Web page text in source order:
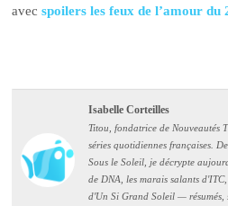
avecspoilers les feux de l’amour
Isabelle Corteilles
Titou, fondatrice de Nouveautés
séries quotidiennes françaises.
Sous le Soleil, je décrypte
de DNA, les marais salants
d'Un Si Grand Soleil — résumés,